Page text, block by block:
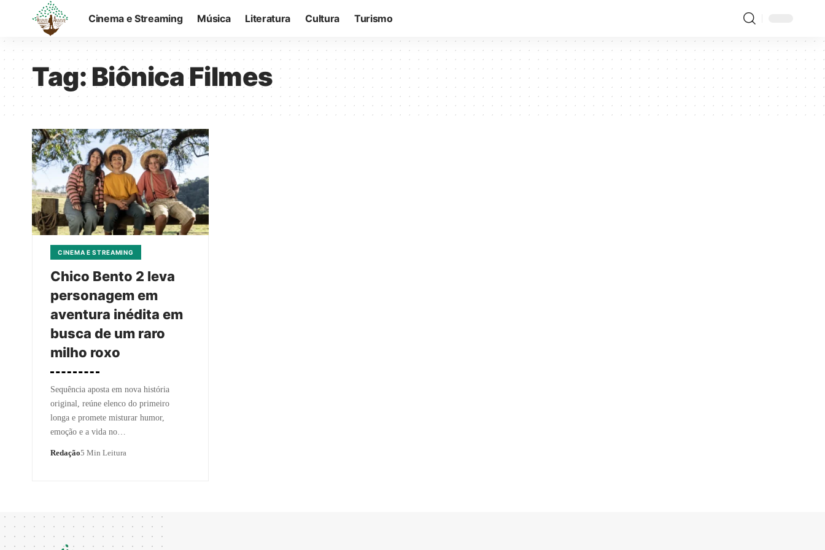
Cinema e Streaming Música Literatura Cultura Turismo
Tag:Biônica Filmes
CINEMA E STREAMING
Chico Bento 2 leva
personagem em
aventura inédita em
busca de um raro
milho roxo
Sequência aposta em nova história
original, reúne elenco do primeiro
longa e promete misturar humor,
emoção e a vida no…
Redação5 Min Leitura